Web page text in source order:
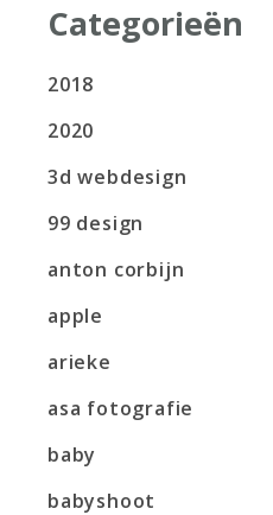
Categorieën
2018
2020
3d webdesign
99 design
anton corbijn
apple
arieke
asa fotografie
baby
babyshoot